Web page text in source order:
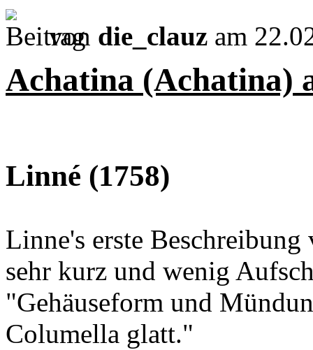
von die_clauz am
Achatina (Achatina)
Linné (1758)
Linne's erste
sehr kurz und wenig
"Gehäuseform und
Columella glatt."